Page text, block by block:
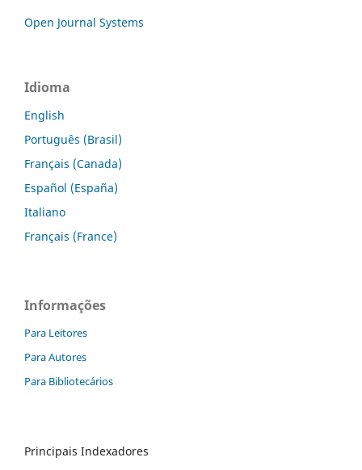
Open Journal Systems
Idioma
English
Português (Brasil)
Français (Canada)
Español (España)
Italiano
Français (France)
Informações
Para Leitores
Para Autores
Para Bibliotecários
Principais Indexadores